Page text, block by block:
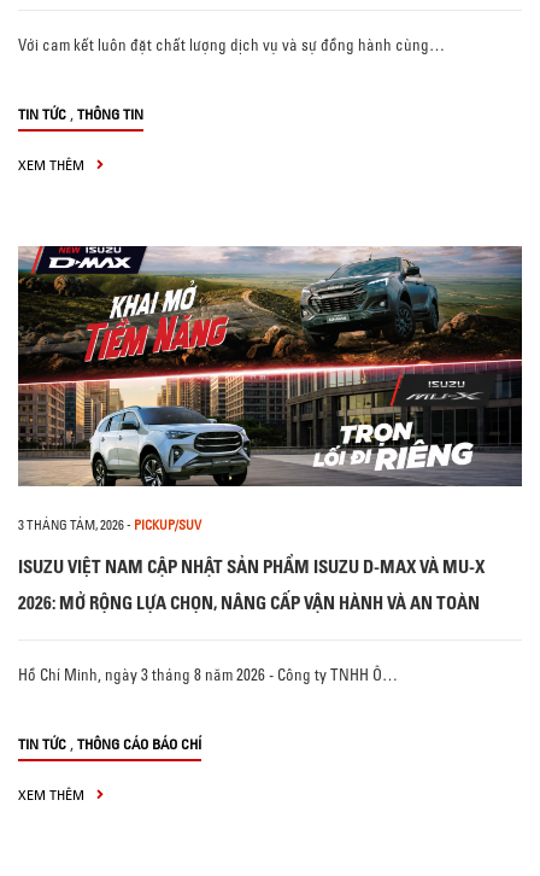
Với cam kết luôn đặt chất lượng dịch vụ và sự đồng hành cùng…
TIN TỨC , THÔNG TIN
XEM THÊM
3 THÁNG TÁM, 2026- PICKUP/SUV
ISUZU VIỆT NAM CẬP NHẬT SẢN PHẨM ISUZU D-MAX VÀ MU-X
2026: MỞ RỘNG LỰA CHỌN, NÂNG CẤP VẬN HÀNH VÀ AN TOÀN
Hồ Chí Minh, ngày 3 tháng 8 năm 2026 - Công ty TNHH Ô…
TIN TỨC , THÔNG CÁO BÁO CHÍ
XEM THÊM